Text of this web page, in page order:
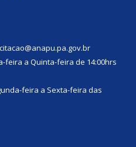
feira a Quinta-feira de 14:00hrs
feira a Sexta-feira das